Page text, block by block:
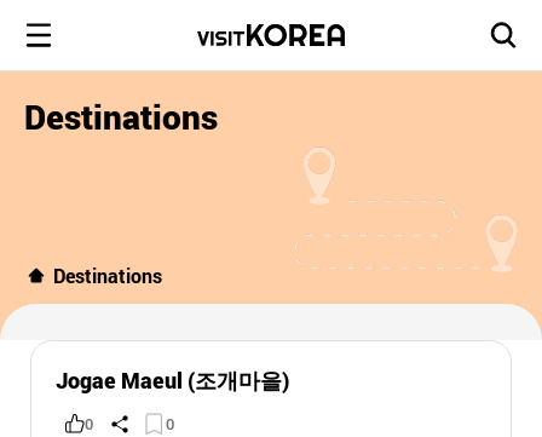
Destinations
Destinations
Jogae Maeul (조개마을)
0 0